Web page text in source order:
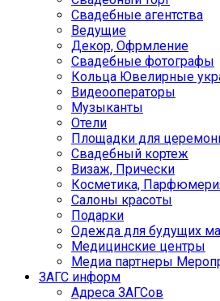
Свадебные агентства
Ведущие
Декор, Офрмление
Свадебные фотографы
Кольца Ювелирные
Видеооператоры
Музыканты
Отели
Площадки для
Свадебный кортеж
Визаж, Прически
Косметика,
Салоны красоты
Подарки
Одежда для будущих
Медицинские центры
Медиа партнеры
ЗАГС информ
Адреса ЗАГСов